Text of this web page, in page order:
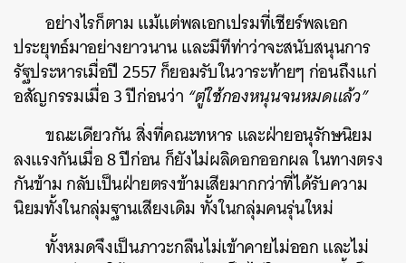
อย่างไรก็ตาม แม้แต่พลเอกเปรมที่เชียร์พลเอก
ประยุทธ์มาอย่างยาวนาน และมีทีท่าว่าจะสนับสนุนการ
รัฐประหารเมื่อปี 2557ก็ยอมรับในวาระท้ายๆ ก่อนถึงแก่
อสัญกรรมเมื่อ3ปีก่อนว่า “ตู่ใช้กองหนุนจนหมดแล้ว”
ขณะเดียวกัน สิ่งที่คณะทหาร และฝ่ายอนุรักษนิยม
ลงแรงกันเมื่อ8ปีก่อน ก็ยังไม่ผลิดอกออกผล ในทางตรง
กันข้าม กลับเป็นฝ่ายตรงข้ามเสียมากกว่าที่ได้รับความ
นิยมทั้งในกลุ่มฐานเสียงเดิม ทั้งในกลุ่มคนรุ่นใหม่
ทั้งหมดจึงเป็นภาวะกลืนไม่เข้าคายไม่ออก และไม่